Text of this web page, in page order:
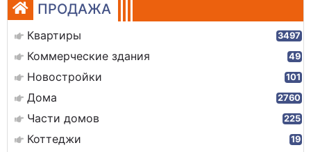
ПРОДАЖА
Квартиры 3497
Коммерческие здания 49
Новостройки 101
Дома 2760
Части домов 225
Коттеджи 19